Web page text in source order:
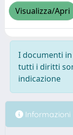
Visualizza/Apri
I documenti
tutti i diritti
indicazione
Informazioni